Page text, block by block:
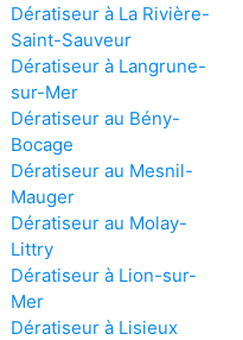
Dératiseur à La Rivière-
Saint-Sauveur
Dératiseur à Langrune-
sur-Mer
Dératiseur au Bény-
Bocage
Dératiseur au Mesnil-
Mauger
Dératiseur au Molay-
Littry
Dératiseur à Lion-sur-
Mer
Dératiseur à Lisieux